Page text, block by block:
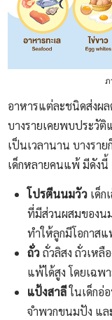
ภ
อาหารแต่ละชนิดส่งผ
บางรายเคยพบประวัติ
เป็นเวลานาน บางรา
เด็กหลายคนแพ้ มีดังนี้
โปรตีนนมวัวเด็ก
ที่มีส่วนผสมของน
ทำให้ลูกมีโอกาส
ถั่วถั่วลิสง ถั่วเหลื
แพ้ได้สูง โดยเฉพ
แป้งสาลีในเด็กอ่
จำพวกขนมปัง แล